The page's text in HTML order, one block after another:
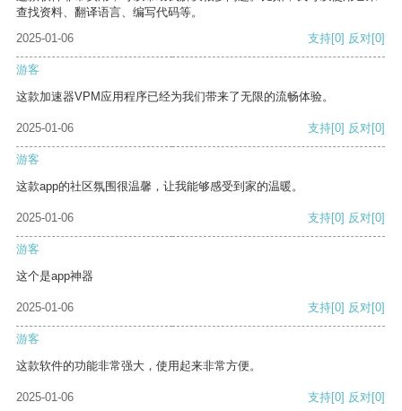
查找资料、翻译语言、编写代码等。
2025-01-06
支持[0] 反对[0]
游客
这款加速器VPM应用程序已经为我们带来了无限的流畅体验。
2025-01-06 支持[0] 反对[0]
游客
这款app的社区氛围很温馨，让我能够感受到家的温暖。
2025-01-06 支持[0] 反对[0]
游客
这个是app神器
2025-01-06 支持[0] 反对[0]
游客
这款软件的功能非常强大，使用起来非常方便。
2025-01-06 支持[0] 反对[0]